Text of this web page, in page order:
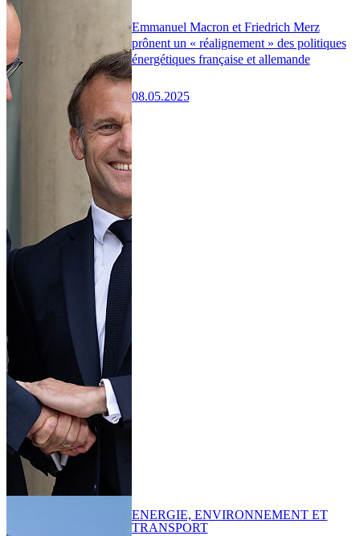
Emmanuel Macron et Friedrich Merz
prônent un « réalignement » des politiques
énergétiques française et allemande
08.05.2025
ENERGIE, ENVIRONNEMENT ET
TRANSPORT